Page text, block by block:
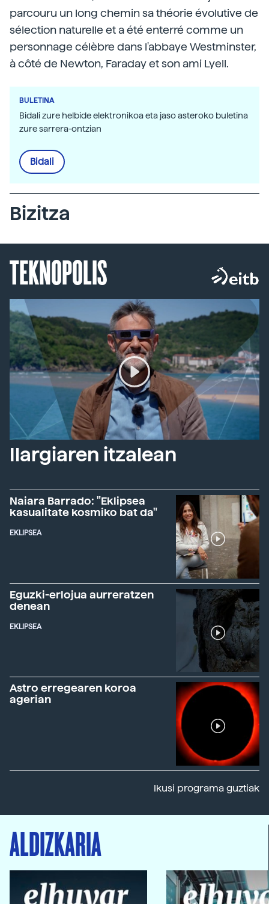
parcouru un long chemin sa théorie évolutive de
sélection naturelle et a été enterré comme un
personnage célèbre dans l'abbaye Westminster,
à côté de Newton, Faraday et son ami Lyell.
BULETINA
Bidali zure helbide elektronikoa eta jaso asteroko buletina
zure sarrera-ontzian
Bidali
Bizitza
TEKNOPOLIS
Ilargiaren itzalean
Naiara Barrado: "Eklipsea
kasualitate kosmiko bat da"
EKLIPSEA
Eguzki-erlojua aurreratzen
denean
EKLIPSEA
Astro erregearen koroa
agerian
Ikusi programa guztiak
ALDIZKARIA